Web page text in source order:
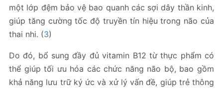
một lớp đệm bảo vệ bao quanh các sợi dây thần kinh,
giúp tăng cường tốc độ truyền tín hiệu trong não của
thai nhi. (3)
Do đó, bổ sung đầy đủ vitamin B12 từ thực phẩm có
thể giúp tối ưu hóa các chức năng não bộ, bao gồm
khả năng lưu trữ ký ức và xử lý vấn đề, giúp trẻ thông